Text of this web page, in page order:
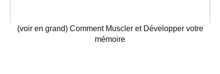
(voir en grand) Comment Muscler et Développer votre
mémoire